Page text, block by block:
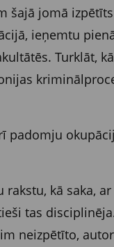
šajā jomā
ieņemtu
Turklāt,
padomju
kā saka,
tas
neizpētīto,